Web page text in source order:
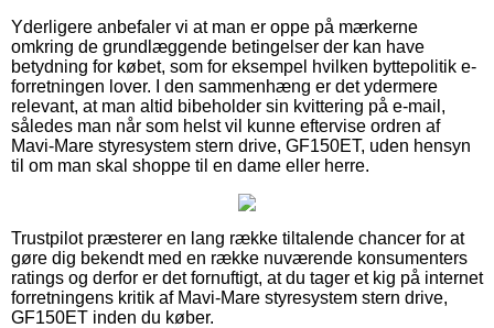
Yderligere anbefaler vi at man er oppe på mærkerne
omkring de grundlæggende betingelser der kan have
betydning for købet, som for eksempel hvilken byttepolitik e-
forretningen lover. I den sammenhæng er det ydermere
relevant, at man altid bibeholder sin kvittering på e-mail,
således man når som helst vil kunne eftervise ordren af
Mavi-Mare styresystem stern drive, GF150ET, uden hensyn
til om man skal shoppe til en dame eller herre.
Trustpilot præsterer en lang række tiltalende chancer for at
gøre dig bekendt med en række nuværende konsumenters
ratings og derfor er det fornuftigt, at du tager et kig på internet
forretningens kritik af Mavi-Mare styresystem stern drive,
GF150ET inden du køber.